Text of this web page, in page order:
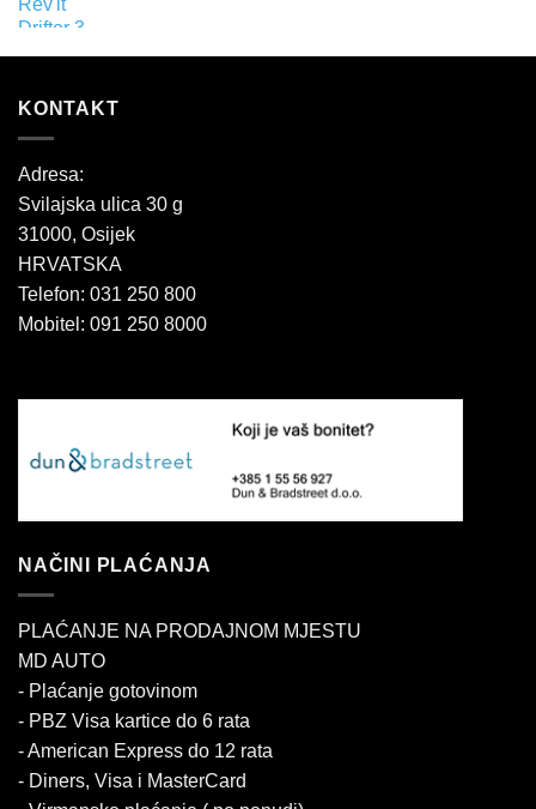
KONTAKT
Adresa:
Svilajska ulica 30 g
31000, Osijek
HRVATSKA
Telefon: 031 250 800
Mobitel: 091 250 8000
NAČINI PLAĆANJA
PLAĆANJE NA PRODAJNOM MJESTU
MD AUTO
- Plaćanje gotovinom
- PBZ Visa kartice do 6 rata
- American Express do 12 rata
- Diners, Visa i MasterCard